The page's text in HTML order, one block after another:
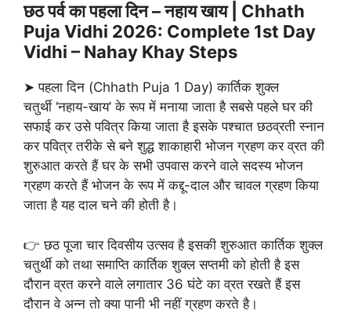
छठ पर्व का पहला दिन – नहाय खाय | Chhath
Puja Vidhi 2026: Complete 1st Day
Vidhi – Nahay Khay Steps
➤ पहला दिन (Chhath Puja 1 Day) कार्तिक शुक्ल
चतुर्थी ‘नहाय-खाय’ के रूप में मनाया जाता है सबसे पहले घर की
सफाई कर उसे पवित्र किया जाता है इसके पश्चात छठव्रती स्नान
कर पवित्र तरीके से बने शुद्ध शाकाहारी भोजन ग्रहण कर व्रत की
शुरुआत करते हैं घर के सभी उपवास करने वाले सदस्य भोजन
ग्रहण करते हैं भोजन के रूप में कद्दू-दाल और चावल ग्रहण किया
जाता है यह दाल चने की होती है।
👉 छठ पूजा चार दिवसीय उत्सव है इसकी शुरुआत कार्तिक शुक्ल
चतुर्थी को तथा समाप्ति कार्तिक शुक्ल सप्तमी को होती है इस
दौरान व्रत करने वाले लगातार 36 घंटे का व्रत रखते हैं इस
दौरान वे अन्न तो क्या पानी भी नहीं ग्रहण करते है।